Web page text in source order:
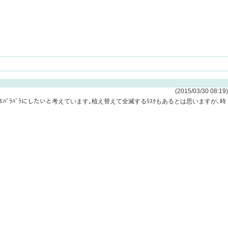
(2015/03/30 08:19)
ﾗﾊﾞﾗにしたいと考えています｡植え替えて全滅するﾘｽｸもあるとは思いますが､時